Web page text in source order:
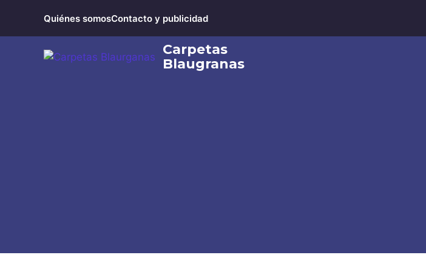
contenido
Quiénes somosContacto y publicidad